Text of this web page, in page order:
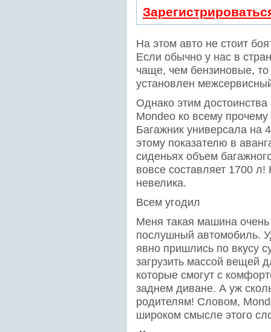
На этом авто не стоит
Если обычно у нас в
чаще, чем бензиновые,
установлен
Однако этим
Mondeo ко всему
Багажник универсала на
этому показателю в
сиденьях объем
вовсе составляет 1700
невелика.
Всем угодил
Меня такая машина
послушный автомобиль.
явно пришлись по вкусу
загрузить массой вещей
которые смогут с
заднем диване. А уж
родителям! Словом,
широком смысле этого